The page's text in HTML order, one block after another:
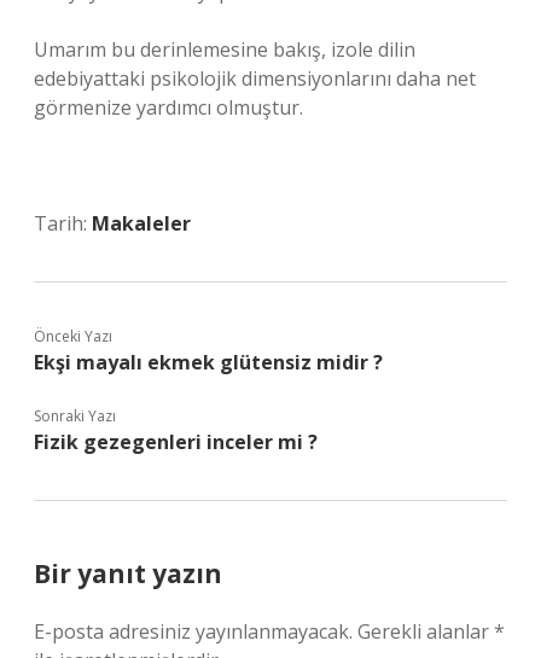
Umarım bu derinlemesine bakış, izole dilin
edebiyattaki psikolojik dimen­siyonlarını daha net
görmenize yardımcı olmuştur.
Tarih: Makaleler
Önceki Yazı
Ekşi mayalı ekmek glütensiz midir ?
Sonraki Yazı
Fizik gezegenleri inceler mi ?
Bir yanıt yazın
E-posta adresiniz yayınlanmayacak. Gerekli alanlar*